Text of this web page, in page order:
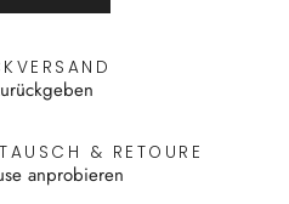
& RETOURE
anprobieren